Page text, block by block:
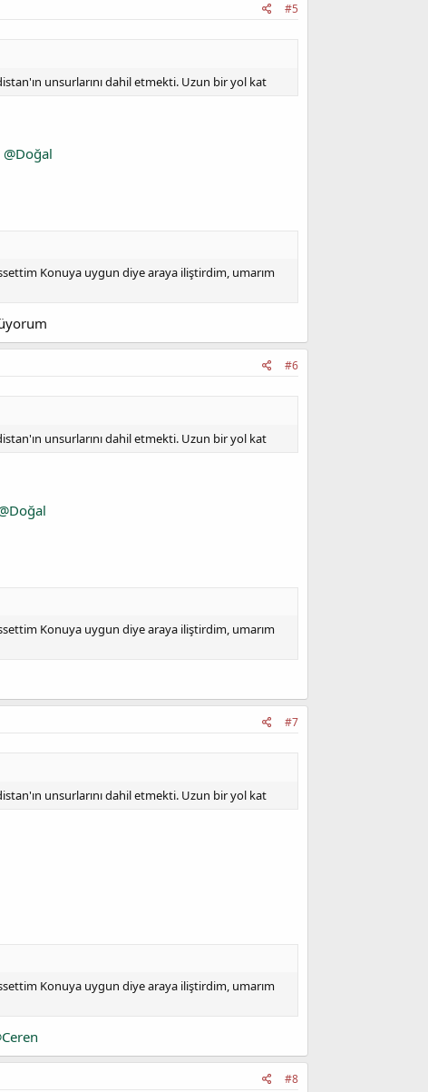
#5
unsurlarını dahil etmekti. Uzun bir yol kat
@Doğal
Konuya uygun diye araya iliştirdim, umarım
#6
unsurlarını dahil etmekti. Uzun bir yol kat
Konuya uygun diye araya iliştirdim, umarım
#7
unsurlarını dahil etmekti. Uzun bir yol kat
Konuya uygun diye araya iliştirdim, umarım
#8